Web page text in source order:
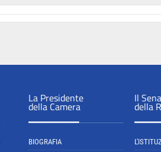
La Presidente
della Camera
BIOGRAFIA
Il
della